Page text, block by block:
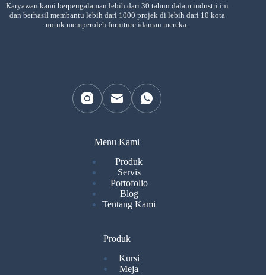
Karyawan kami berpengalaman lebih dari 30 tahun dalam industri ini
dan berhasil membantu lebih dari 1000 projek di lebih dari 10 kota
untuk memperoleh furniture idaman mereka.
Menu Kami
Produk
Servis
Portofolio
Blog
Tentang Kami
Produk
Kursi
Meja